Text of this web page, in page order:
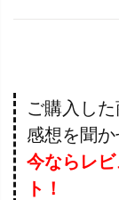
ご購入し
感想を聞か
今ならレ
ト！